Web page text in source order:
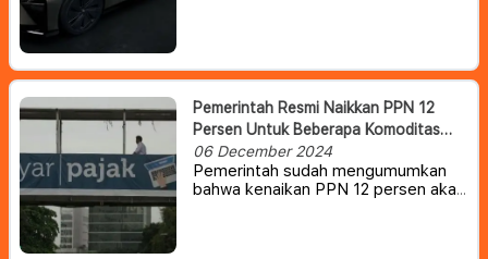
Pemerintah Resmi Naikkan PPN 12
Persen Untuk Beberapa Komoditas
Mewah
06 December 2024
Pemerintah sudah mengumumkan
bahwa kenaikan PPN 12 persen akan